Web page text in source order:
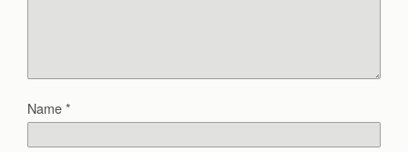
Name*